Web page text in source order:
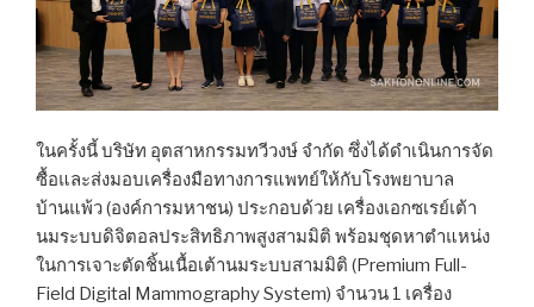
ในครั้งนี้ บริษัท อุตสาหกรรมทวีวงษ์ จำกัด ซึ่งได้ดำเนินการจัด
ซื้อและส่งมอบเครื่องมือทางการแพทย์ให้กับโรงพยาบาล
บ้านแพ้ว (องค์การมหาชน) ประกอบด้วย เครื่องเอกซเรย์เต้า
นมระบบดิจิตอลประสิทธิภาพสูงสามมิติ พร้อมชุดหาตำแหน่ง
ในการเจาะตัดชิ้นเนื้อเต้านมระบบสามมิติ (Premium Full-
Field Digital Mammography System) จำนวน 1 เครื่อง